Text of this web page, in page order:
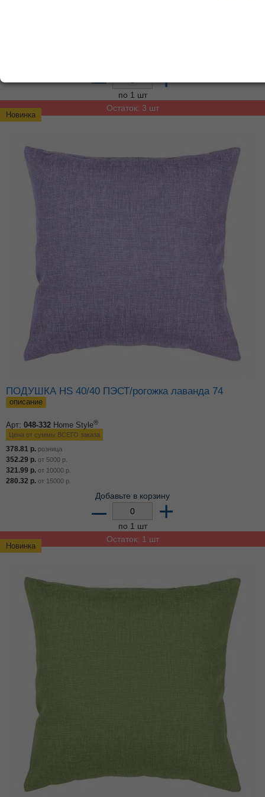
Новинка
– +
по 1 шт
Остаток: 3 шт
Новинка
ПОДУШКА HS 40/40 ПЭСТ/рогожка лаванда 74
описание
Арт: 048-332 Home Style®
Цена от суммы ВСЕГО заказа
378.81 р. розница
352.29 р. от 5000 р.
321.99 р. от 10000 р.
280.32 р. от 15000 р.
Добавьте в корзину
– +
по 1 шт
Остаток: 1 шт